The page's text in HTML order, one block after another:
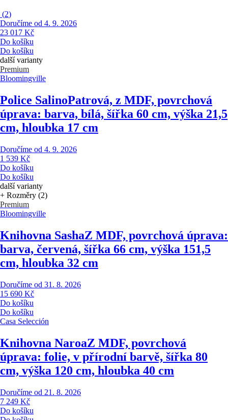
(2)
Doručíme od 4. 9. 2026
23 017 Kč
Do košíku
Do košíku
další varianty
Premium
Bloomingville
Police SalinoPatrová, z MDF, povrchová
úprava: barva, bílá, šířka 60 cm, výška 21,5
cm, hloubka 17 cm
Doručíme od 4. 9. 2026
1 539 Kč
Do košíku
Do košíku
další varianty
+ Rozměry (2)
Premium
Bloomingville
Knihovna SashaZ MDF, povrchová úprava:
barva, červená, šířka 66 cm, výška 151,5
cm, hloubka 32 cm
Doručíme od 31. 8. 2026
15 690 Kč
Do košíku
Do košíku
Casa Selección
Knihovna NaroaZ MDF, povrchová
úprava: folie, v přírodní barvě, šířka 80
cm, výška 120 cm, hloubka 40 cm
Doručíme od 21. 8. 2026
7 249 Kč
Do košíku